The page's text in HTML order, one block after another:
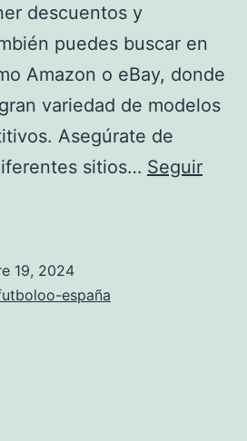
descuentos y
puedes buscar en
Amazon o eBay, donde
variedad de modelos
Asegúrate de
sitios… Seguir
19, 2024
españa